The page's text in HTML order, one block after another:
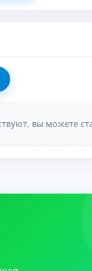
платы (0
вы можете